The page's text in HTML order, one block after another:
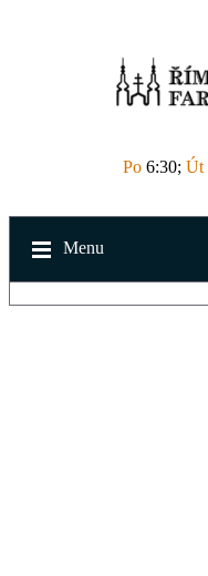
Po 6:30; Út
Menu